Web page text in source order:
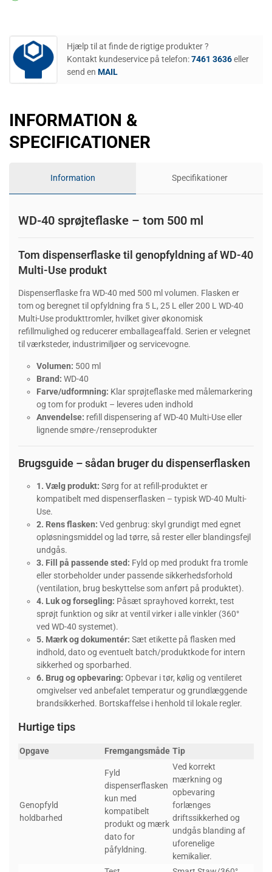
Hjælp til at finde de rigtige produkter ?
Kontakt kundeservice på telefon:7461 3636eller
send en MAIL
INFORMATION &
SPECIFICATIONER
Information Specifikationer
WD-40 sprøjteflaske – tom 500 ml
Tom dispenserflaske til genopfyldning af WD-40
Multi-Use produkt
Dispenserflaske fra WD-40 med 500 ml volumen. Flasken er
tom og beregnet til opfyldning fra 5 L, 25 L eller 200 L WD-40
Multi-Use produkttromler, hvilket giver økonomisk
refillmulighed og reducerer emballageaffald. Serien er velegnet
til værksteder, industrimiljøer og servicevogne.
Volumen: 500 ml
Brand: WD-40
Farve/udformning: Klar sprøjteflaske med målemarkering
og tom for produkt – leveres uden indhold
Anvendelse: refill dispensering af WD-40 Multi-Use eller
lignende smøre-/renseprodukter
Brugsguide – sådan bruger du dispenserflasken
1. Vælg produkt: Sørg for at refill-produktet er
kompatibelt med dispenserflasken – typisk WD-40 Multi-
Use.
2. Rens flasken: Ved genbrug: skyl grundigt med egnet
opløsningsmiddel og lad tørre, så rester eller blandingsfejl
undgås.
3. Fill på passende sted: Fyld op med produkt fra tromle
eller storbeholder under passende sikkerhedsforhold
(ventilation, brug beskyttelse som anført på produktet).
4. Luk og forsegling: Påsæt sprayhoved korrekt, test
sprøjt funktion og sikr at ventil virker i alle vinkler (360°
ved WD-40 systemet).
5. Mærk og dokumentér: Sæt etikette på flasken med
indhold, dato og eventuelt batch/produktkode for intern
sikkerhed og sporbarhed.
6. Brug og opbevaring: Opbevar i tør, kølig og ventileret
omgivelser ved anbefalet temperatur og grundlæggende
brandsikkerhed. Bortskaffelse i henhold til lokale regler.
Hurtige tips
Opgave Fremgangsmåde Tip
Genopfyld
holdbarhed
Fyld
dispenserflasken
kun med
kompatibelt
produkt og mærk
dato for
påfyldning.
Ved korrekt
mærkning og
opbevaring
forlænges
driftssikkerhed og
undgås blanding af
uforenelige
kemikalier.